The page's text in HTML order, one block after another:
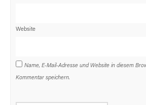
Website
Name, E-Mail-Adresse und Website in diesem
Kommentar speichern.